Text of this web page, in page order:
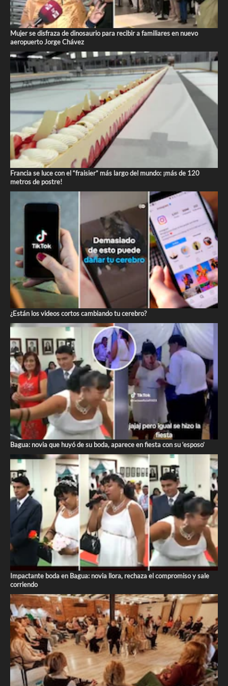
Mujer se disfraza de dinosaurio para recibir a familiares en nuevo
aeropuerto Jorge Chávez
Francia se luce con el “fraisier” más largo del mundo: ¡más de 120
metros de postre!
¿Están los videos cortos cambiando tu cerebro?
Bagua: novia que huyó de su boda, aparece en fiesta con su ‘esposo’
Impactante boda en Bagua: novia llora, rechaza el compromiso y sale
corriendo